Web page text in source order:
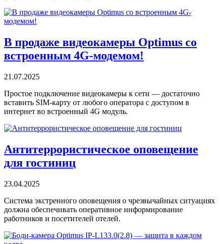
В продаже видеокамеры Optimus со
встроенным 4G-модемом!
21.07.2025
Простое подключение видеокамеры к сети — достаточно
вставить SIM-карту от любого оператора с доступом в
интернет во встроенный 4G модуль.
Антитеррористическое оповещение
для гостиниц
23.04.2025
Система экстренного оповещения о чрезвычайных ситуациях
должна обеспечивать оперативное информирование
работников и посетителей отелей.